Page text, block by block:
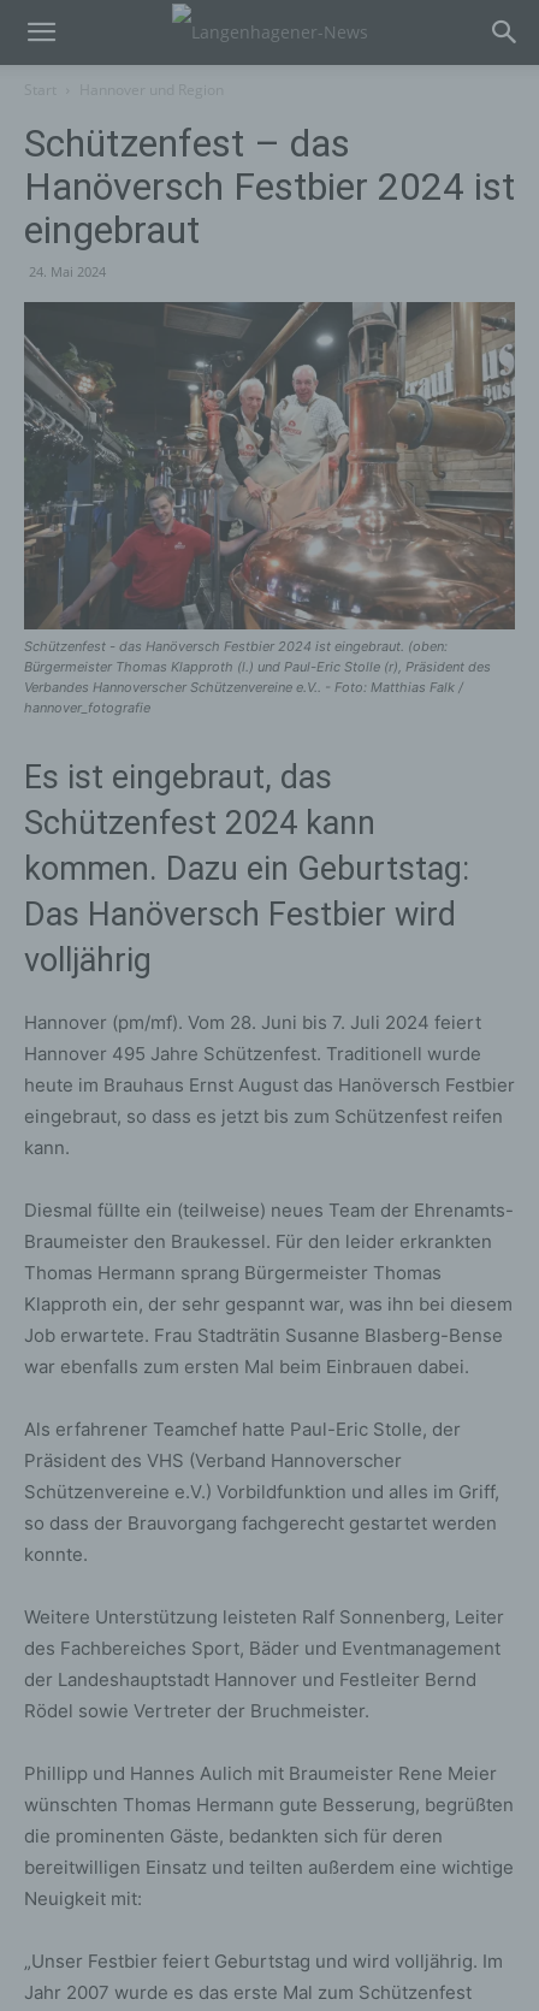
Schützenfest – das
Hanöversch Festbier 2024 ist
eingebraut
24. Mai 2024
Schützenfest - das Hanöversch Festbier 2024 ist eingebraut. (oben:
Bürgermeister Thomas Klapproth (l.) und Paul-Eric Stolle (r), Präsident des
Verbandes Hannoverscher Schützenvereine e.V.. - Foto: Matthias Falk /
hannover_fotografie
Es ist eingebraut, das
Schützenfest 2024 kann
kommen. Dazu ein Geburtstag:
Das Hanöversch Festbier wird
volljährig
Hannover (pm/mf). Vom 28. Juni bis 7. Juli 2024 feiert
Hannover 495 Jahre Schützenfest. Traditionell wurde
heute im Brauhaus Ernst August das Hanöversch Festbier
eingebraut, so dass es jetzt bis zum Schützenfest reifen
kann.
Diesmal füllte ein (teilweise) neues Team der Ehrenamts-
Braumeister den Braukessel. Für den leider erkrankten
Thomas Hermann sprang Bürgermeister Thomas
Klapproth ein, der sehr gespannt war, was ihn bei diesem
Job erwartete. Frau Stadträtin Susanne Blasberg-Bense
war ebenfalls zum ersten Mal beim Einbrauen dabei.
Als erfahrener Teamchef hatte Paul-Eric Stolle, der
Präsident des VHS (Verband Hannoverscher
Schützenvereine e.V.) Vorbildfunktion und alles im Griff,
so dass der Brauvorgang fachgerecht gestartet werden
konnte.
Weitere Unterstützung leisteten Ralf Sonnenberg, Leiter
des Fachbereiches Sport, Bäder und Eventmanagement
der Landeshauptstadt Hannover und Festleiter Bernd
Rödel sowie Vertreter der Bruchmeister.
Phillipp und Hannes Aulich mit Braumeister Rene Meier
wünschten Thomas Hermann gute Besserung, begrüßten
die prominenten Gäste, bedankten sich für deren
bereitwilligen Einsatz und teilten außerdem eine wichtige
Neuigkeit mit:
„Unser Festbier feiert Geburtstag und wird volljährig. Im
Jahr 2007 wurde es das erste Mal zum Schützenfest